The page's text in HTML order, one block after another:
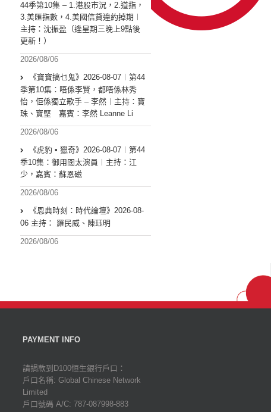
44季第10集 – 1.港股市況，2.道指，
3.美匯指數，4.美國信貸違約掉期︱
主持：沈振盈（逢星期三晚上9點後
更新！）
2026/08/06
《寶寶搞乜鬼》2026-08-07︱第44
季第10集︰唔係李賢，都唔係林秀
怡，佢係獨立歌手 – 李然︱主持：寶
珠、寶堅 嘉賓：李然 Leanne Li
2026/08/06
《虎豹 • 獵奇》2026-08-07︱第44
季10集：御用闊太演員︱主持：江
少，嘉賓：蘇恩磁
2026/08/06
《恩典時刻：時代論壇》2026-08-
06 主持： 羅民威、陳珏明
2026/08/06
PAYMENT INFO
請捐款到D100恒生銀行戶口：
戶口名稱: Global Chinese Network
Limited
戶口號碼 A/C: 787-087998-883